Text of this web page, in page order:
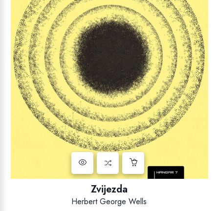
Zvijezda
Herbert George Wells